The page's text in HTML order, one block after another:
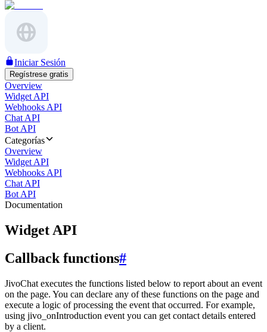
Iniciar Sesión
Regístrese gratis
Overview
Widget API
Webhooks API
Chat API
Bot API
Categorías
Overview
Widget API
Webhooks API
Chat API
Bot API
Documentation
Widget API
Callback functions#
JivoChat executes the functions listed below to report about an event
on the page. You can declare any of these functions on the page and
execute a logic of processing the event that occurred. For example,
using jivo_onIntroduction event you can get contact details entered
by a client.